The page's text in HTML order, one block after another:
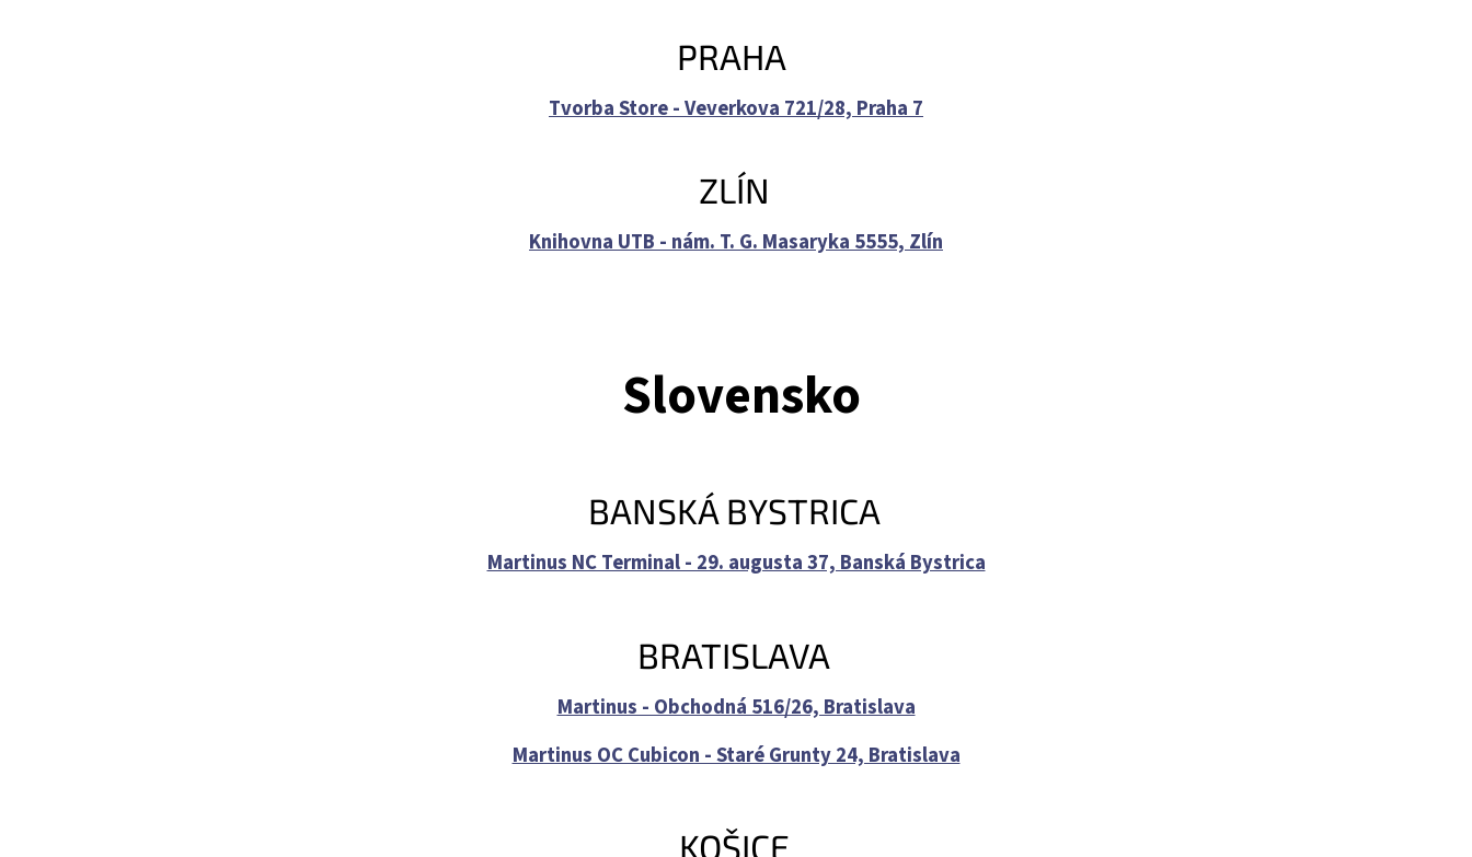
PRAHA
Tvorba Store - Veverkova 721/28, Praha 7
ZLÍN
Knihovna UTB - nám. T. G. Masaryka 5555, Zlín
Slovensko
BANSKÁ BYSTRICA
Martinus NC Terminal - 29. augusta 37, Banská Bystrica
BRATISLAVA
Martinus - Obchodná 516/26, Bratislava
Martinus OC Cubicon - Staré Grunty 24, Bratislava
KOŠICE